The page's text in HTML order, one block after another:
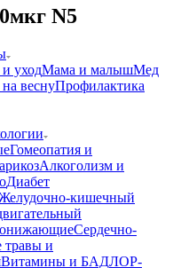
N5
уходМама и малышМед
веснуПрофилактика
Гомеопатия и
Алкоголизм и
Диабет
кишечный
Сердечно-
травы и
Витамины и БАДЛОР-